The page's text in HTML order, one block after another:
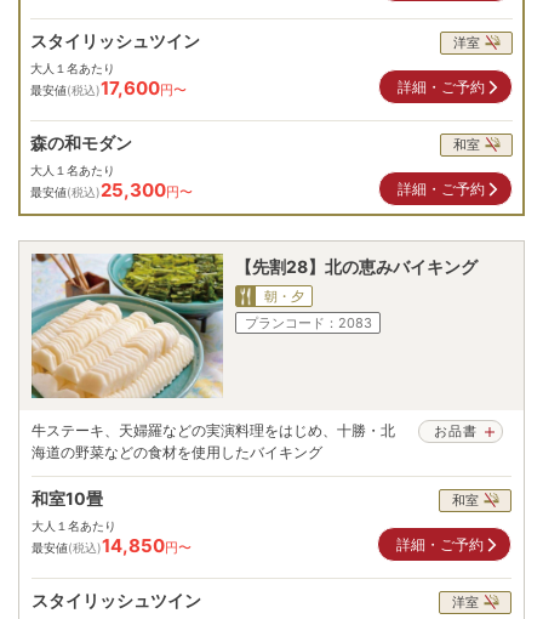
スタイリッシュツイン 洋室
詳細・ご予約
大人１名あたり
最安値(税込)17,600円〜
森の和モダン 和室
詳細・ご予約
大人１名あたり
最安値(税込)25,300円〜
【先割28】北の恵みバイキング
朝・夕
プランコード： 2083
牛ステーキ、天婦羅などの実演料理をはじめ、十勝・北
海道の野菜などの食材を使用したバイキング
お品書
和室10畳 和室
詳細・ご予約
大人１名あたり
最安値(税込)14,850円〜
スタイリッシュツイン 洋室